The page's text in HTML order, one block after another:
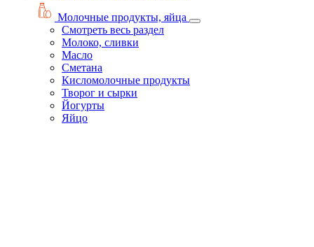
Молочные продукты, яйца
Смотреть весь раздел
Молоко, сливки
Масло
Сметана
Кисломолочные продукты
Творог и сырки
Йогурты
Яйцо